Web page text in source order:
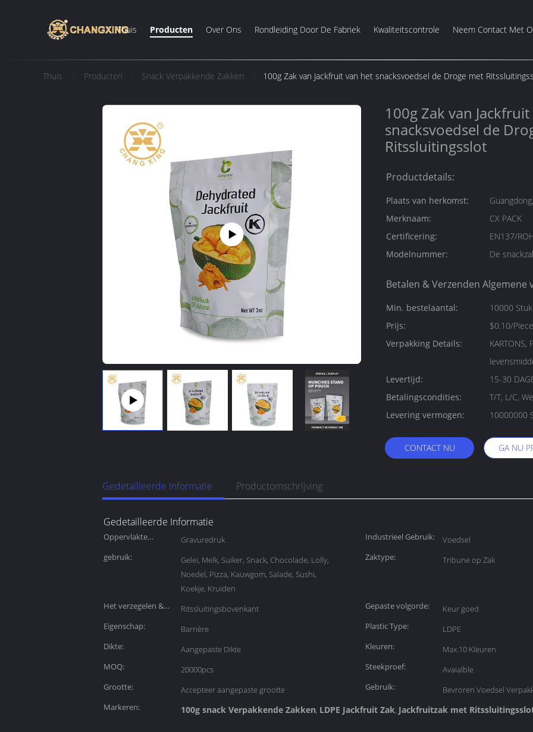
Thuis Producten Over Ons Rondleiding Door De Fabriek Kwaliteitscontrole Neem Contact Met
Thuis Producten Snack Verpakkende Zakken 100g Zak van Jackfruit van het snacksvoedsel de Droge met
100g Zak van
snacksvoedsel de
Ritssluitingsslot
Productdetails:
Plaats van herkomst:
Merknaam:
CX PACK
Certificering:
EN137/
Modelnummer:
De
Betalen & Verzenden Algemene
Min. bestelaantal:
10000
Prijs:
$0.10/
Verpakking Details:
KARTONS, PALLETS
Levertijd:
15-30
Betalingscondities:
T/T, L/C,
Levering vermogen:
10000000
CONTACT NU GA NU
Gedetailleerde Informatie Productomschrijving
Gedetailleerde Informatie
Oppervlakte
Gravuredruk Industrieel Gebruik:
Voedsel
gebruik:
Gelei, Melk, Suiker, Snack, Chocolade, Lolly,
Noedel, Pizza, Kauwgom, Salade, Sushi,
Koekje, Kruiden
Zaktype: Tribune op Zak
Het verzegelen &
Ritssluitingsbovenkant Gepaste volgorde:
Keur goed
Eigenschap:
Barrière Plastic Type:
LDPE
Dikte:
Aangepaste Dikte Kleuren:
Max.10 Kleuren
MOQ:
20000pcs Steekproef:
Avaialble
Grootte:
Accepteer aangepaste grootte Gebruik:
Bevroren Voedsel
Markeren:
100g snack Verpakkende Zakken, LDPE Jackfruit Zak, Jackfruitzak met